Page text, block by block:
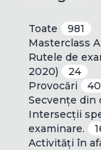
Toate
981
Masterclass
Rutele de
2020)
24
Provocări
Secvențe din
Intersecții
examinare.
Activități în